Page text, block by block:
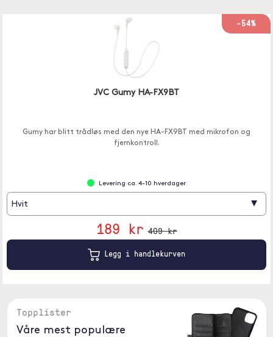
-54%
JVC Gumy HA-FX9BT
Gumy har blitt trådløs med den nye HA-FX9BT med mikrofon og
fjernkontroll.
Levering ca. 4-10 hverdager
Hvit ▾
189 kr 409 kr
Legg i handlekurven
Topplister
Våre mest populære